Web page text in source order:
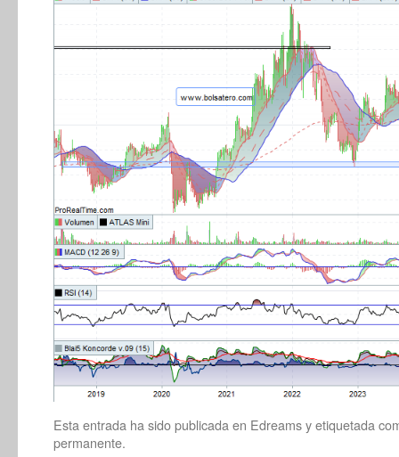
Esta entrada ha sido publicada en Edreamsy etiquetada
permanente.